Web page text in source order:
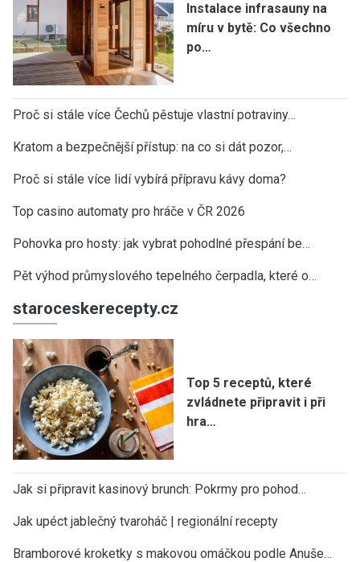
Instalace infrasauny na
míru v bytě: Co všechno
po…
Proč si stále více Čechů pěstuje vlastní potraviny…
Kratom a bezpečnější přístup: na co si dát pozor,…
Proč si stále více lidí vybírá přípravu kávy doma?
Top casino automaty pro hráče v ČR 2026
Pohovka pro hosty: jak vybrat pohodlné přespání be…
Pět výhod průmyslového tepelného čerpadla, které o…
staroceskerecepty.cz
Top 5 receptů, které
zvládnete připravit i při
hra…
Jak si připravit kasinový brunch: Pokrmy pro pohod…
Jak upéct jablečný tvaroháč | regionální recepty
Bramborové kroketky s makovou omáčkou podle Anuše…